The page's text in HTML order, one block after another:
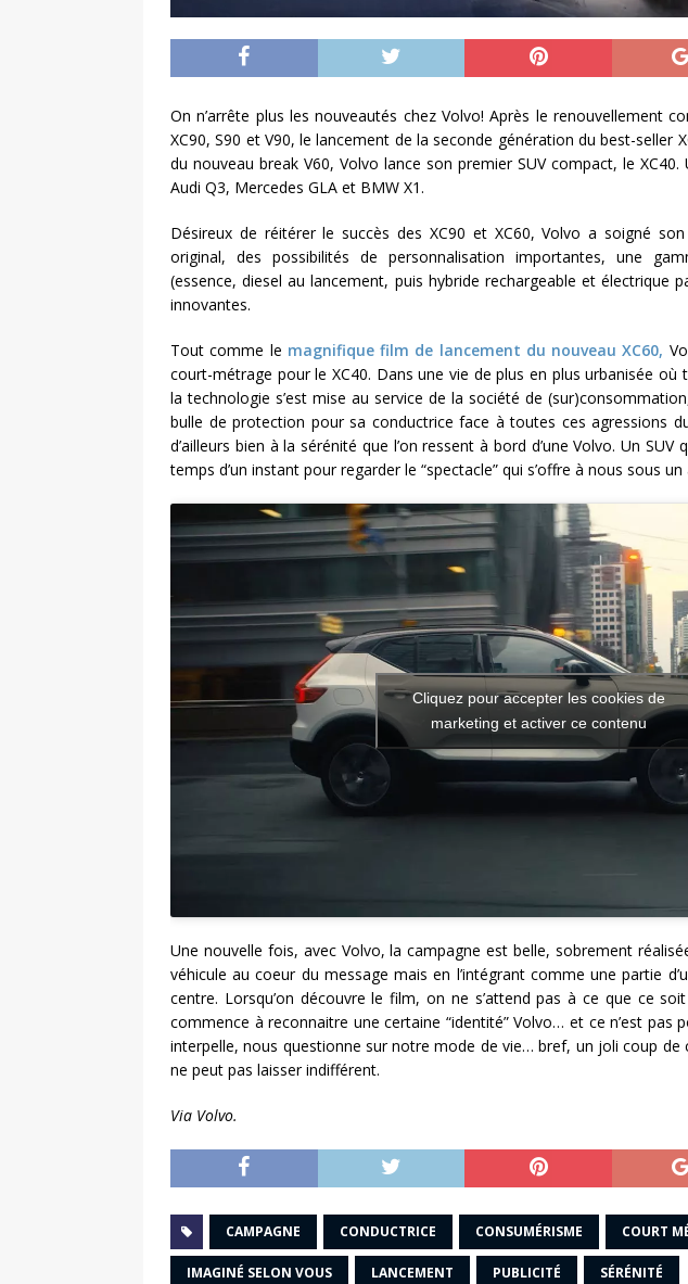
On n’arrête plus les nouveautés chez Volvo! Après le renouvellement
XC90, S90 et V90, le lancement de la seconde génération du best-seller
du nouveau break V60, Volvo lance son premier SUV compact, le
Audi Q3, Mercedes GLA et BMW X1.
Désireux de réitérer le succès des XC90 et XC60, Volvo a soigné
original, des possibilités de personnalisation importantes, une
(essence, diesel au lancement, puis hybride rechargeable et électrique
innovantes.
Tout comme le magnifique film de lancement du nouveau XC60,
court-métrage pour le XC40. Dans une vie de plus en plus urbanisée
la technologie s’est mise au service de la société de
bulle de protection pour sa conductrice face à toutes ces agressions
d’ailleurs bien à la sérénité que l’on ressent à bord d’une Volvo. Un SUV
temps d’un instant pour regarder le “spectacle” qui s’offre à nous sous
Cliquez pour accepter les cookies de
marketing et activer ce contenu
Une nouvelle fois, avec Volvo, la campagne est belle, sobrement
véhicule au coeur du message mais en l’intégrant comme une partie
centre. Lorsqu’on découvre le film, on ne s’attend pas à ce que ce
commence à reconnaitre une certaine “identité” Volvo… et ce n’est pas
interpelle, nous questionne sur notre mode de vie… bref, un joli coup de
ne peut pas laisser indifférent.
Via Volvo.
CAMPAGNE CONDUCTRICE CONSUMÉRISME COURT
IMAGINÉ SELON VOUS LANCEMENT PUBLICITÉ SÉRÉNITÉ